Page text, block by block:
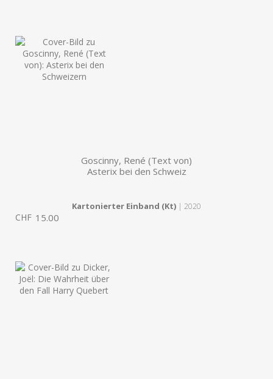
Goscinny, René (Text von)
Asterix bei den Schweiz
Kartonierter Einband (Kt) | 2020
CHF 15.00